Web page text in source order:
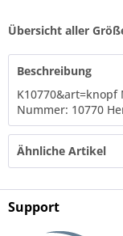
Übersicht aller
Beschreibung
Nummer: 10770
Ähnliche Artikel
Support